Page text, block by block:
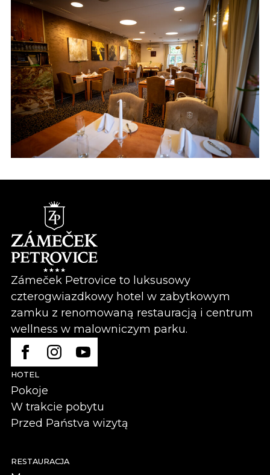
Zámeček Petrovice to luksusowy
czterogwiazdkowy hotel w zabytkowym
zamku z renomowaną restauracją i centrum
wellness w malowniczym parku.
HOTEL
Pokoje
W trakcie pobytu
Przed Państva wizytą
RESTAURACJA